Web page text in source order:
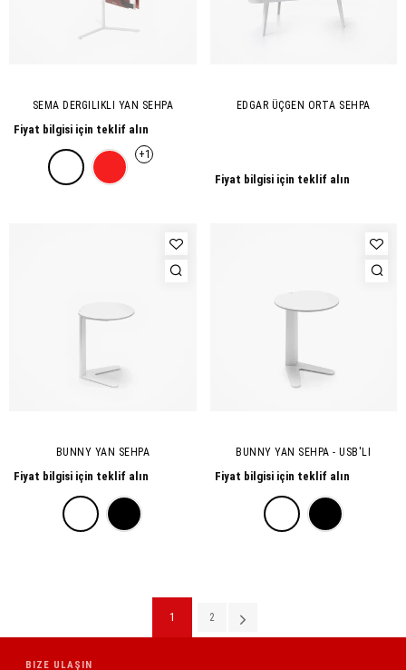
SEMA DERGILIKLI YAN SEHPA
Fiyat bilgisi için teklif alın
+1
EDGAR ÜÇGEN ORTA SEHPA
Fiyat bilgisi için teklif alın
BUNNY YAN SEHPA
Fiyat bilgisi için teklif alın
BUNNY YAN SEHPA - USB'LI
Fiyat bilgisi için teklif alın
1
2
Sonraki
BIZE ULAŞIN